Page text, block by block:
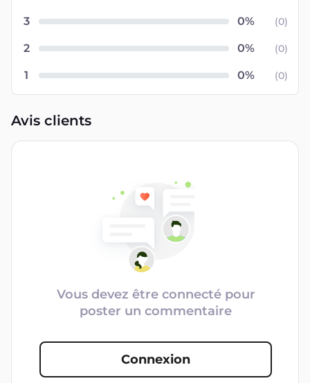
3 (0)
2 (0)
1 (0)
Avis clients
Vous devez être connecté pour
poster un commentaire
Connexion